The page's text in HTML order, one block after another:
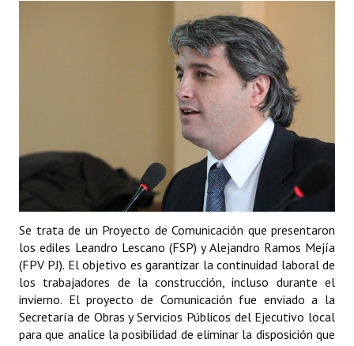
Reglamento Interno
Digesto
Organigrama
DOCUMENTOS
Informes de Gestión
Proyectos Presentados
Se trata de un Proyecto de Comunicación que presentaron
los ediles Leandro Lescano (FSP) y Alejandro Ramos Mejía
(FPV PJ). El objetivo es garantizar la continuidad laboral de
los trabajadores de la construcción, incluso durante el
invierno. El proyecto de Comunicación fue enviado a la
Secretaría de Obras y Servicios Públicos del Ejecutivo local
para que analice la posibilidad de eliminar la disposición que